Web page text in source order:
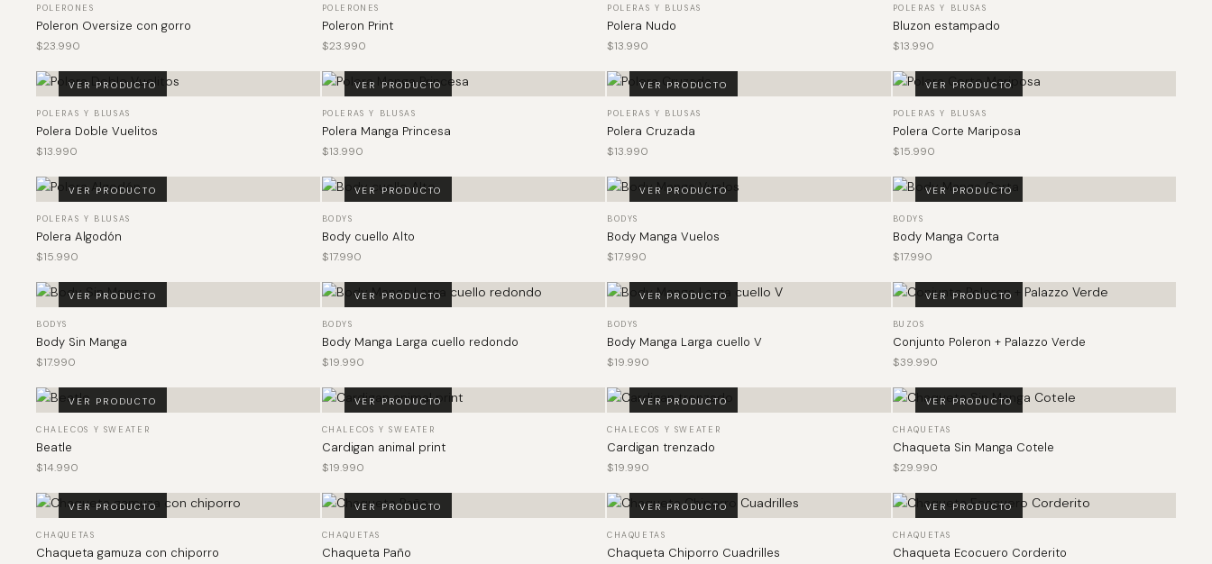
POLERONES
Poleron Oversize con gorro
$23.990
POLERONES
Poleron Print
$23.990
POLERAS Y BLUSAS
Polera Nudo
$13.990
POLERAS Y BLUSAS
Bluzon estampado
$13.990
VER PRODUCTO
POLERAS Y BLUSAS
Polera Doble Vuelitos
$13.990
VER PRODUCTO
POLERAS Y BLUSAS
Polera Manga Princesa
$13.990
VER PRODUCTO
POLERAS Y BLUSAS
Polera Cruzada
$13.990
VER PRODUCTO
POLERAS Y BLUSAS
Polera Corte Mariposa
$15.990
VER PRODUCTO
POLERAS Y BLUSAS
Polera Algodón
$15.990
VER PRODUCTO
BODYS
Body cuello Alto
$17.990
VER PRODUCTO
BODYS
Body Manga Vuelos
$17.990
VER PRODUCTO
BODYS
Body Manga Corta
$17.990
VER PRODUCTO
BODYS
Body Sin Manga
$17.990
VER PRODUCTO
BODYS
Body Manga Larga cuello redondo
$19.990
VER PRODUCTO
BODYS
Body Manga Larga cuello V
$19.990
VER PRODUCTO
BUZOS
Conjunto Poleron + Palazzo Verde
$39.990
VER PRODUCTO
CHALECOS Y SWEATER
Beatle
$14.990
VER PRODUCTO
CHALECOS Y SWEATER
Cardigan animal print
$19.990
VER PRODUCTO
CHALECOS Y SWEATER
Cardigan trenzado
$19.990
VER PRODUCTO
CHAQUETAS
Chaqueta Sin Manga Cotele
$29.990
VER PRODUCTO
CHAQUETAS
Chaqueta gamuza con chiporro
VER PRODUCTO
CHAQUETAS
Chaqueta Paño
VER PRODUCTO
CHAQUETAS
Chaqueta Chiporro Cuadrilles
VER PRODUCTO
CHAQUETAS
Chaqueta Ecocuero Corderito